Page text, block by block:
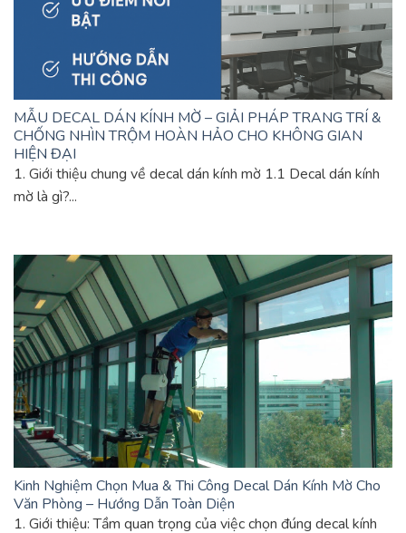
MẪU DECAL DÁN KÍNH MỜ – GIẢI PHÁP TRANG TRÍ &
CHỐNG NHÌN TRỘM HOÀN HẢO CHO KHÔNG GIAN
HIỆN ĐẠI
1. Giới thiệu chung về decal dán kính mờ 1.1 Decal dán kính
mờ là gì?...
Kinh Nghiệm Chọn Mua & Thi Công Decal Dán Kính Mờ Cho
Văn Phòng – Hướng Dẫn Toàn Diện
1. Giới thiệu: Tầm quan trọng của việc chọn đúng decal kính